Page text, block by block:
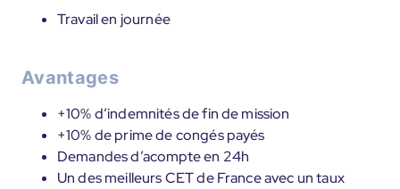
Travail en journée
Avantages
+10% d’indemnités de fin de mission
+10% de prime de congés payés
Demandes d’acompte en 24h
Un des meilleurs CET de France avec un taux